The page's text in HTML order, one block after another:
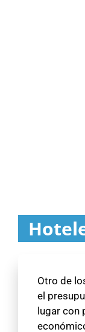
Otro de
el
lugar